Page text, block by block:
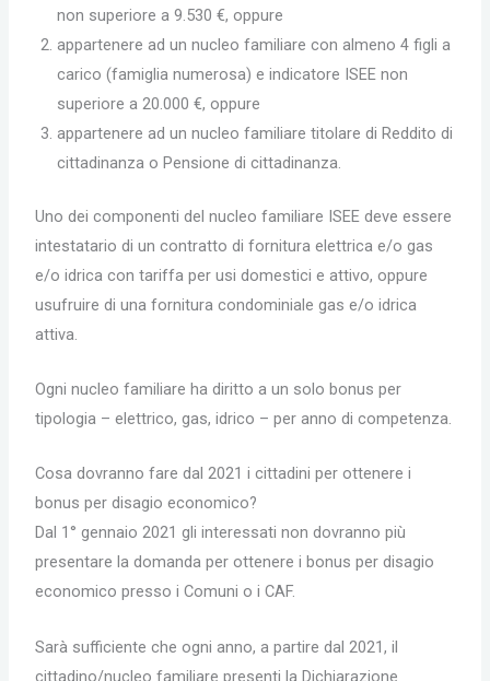
non superiore a 9.530 €, oppure
appartenere ad un nucleo familiare con almeno 4 figli a
carico (famiglia numerosa) e indicatore ISEE non
superiore a 20.000 €, oppure
appartenere ad un nucleo familiare titolare di Reddito di
cittadinanza o Pensione di cittadinanza.
Uno dei componenti del nucleo familiare ISEE deve essere
intestatario di un contratto di fornitura elettrica e/o gas
e/o idrica con tariffa per usi domestici e attivo, oppure
usufruire di una fornitura condominiale gas e/o idrica
attiva.
Ogni nucleo familiare ha diritto a un solo bonus per
tipologia – elettrico, gas, idrico – per anno di competenza.
Cosa dovranno fare dal 2021 i cittadini per ottenere i
bonus per disagio economico?
Dal 1° gennaio 2021 gli interessati non dovranno più
presentare la domanda per ottenere i bonus per disagio
economico presso i Comuni o i CAF.
Sarà sufficiente che ogni anno, a partire dal 2021, il
cittadino/nucleo familiare presenti la Dichiarazione